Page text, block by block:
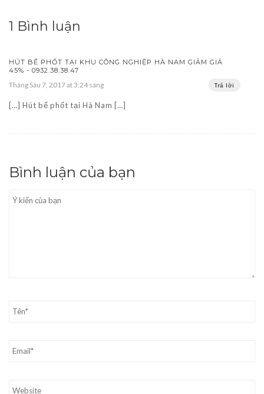
1 Bình luận
HÚT BỂ PHỐT TẠI KHU CÔNG NGHIỆP HÀ NAM GIẢM GIÁ
45% - 0932.38.38.47
Tháng Sáu 7, 2017 at 3:24 sáng Trả lời
[…] Hút bể phốt tại Hà Nam […]
Bình luận của bạn